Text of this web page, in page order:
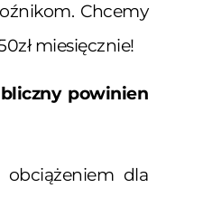
Chcemy
miesięcznie!
powinien
dla